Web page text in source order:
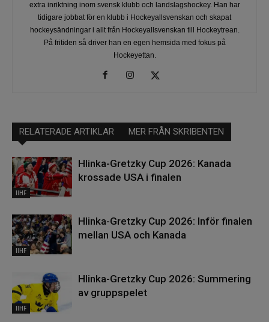
extra inriktning inom svensk klubb och landslagshockey. Han har
tidigare jobbat för en klubb i Hockeyallsvenskan och skapat
hockeysändningar i allt från Hockeyallsvenskan till Hockeytrean.
På fritiden så driver han en egen hemsida med fokus på
Hockeyettan.
RELATERADE ARTIKLAR MER FRÅN SKRIBENTEN
IIHF
Hlinka-Gretzky Cup 2026: Kanada
krossade USA i finalen
IIHF
Hlinka-Gretzky Cup 2026: Inför finalen
mellan USA och Kanada
IIHF
Hlinka-Gretzky Cup 2026: Summering
av gruppspelet